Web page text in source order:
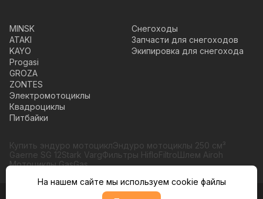
MINSK
ATAKI
KAYO
Progasi
GROZA
ZONTES
Электромотоциклы
Квадроциклы
Питбайки
Снегоходы
Запчасти для снегоходов
Экипировка для снегохода
Купить эндуро мотоциклЭндуро мотоциклы 250 см³
Gaerne SG 12Stark VargФильтры HifloFiltroШлем Airoh
Мотоциклы GasGas
На нашем сайте мы используем cookie файлы